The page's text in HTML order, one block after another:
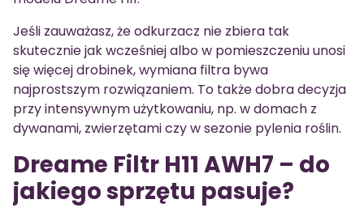
Jeśli zauważasz, że odkurzacz nie zbiera tak
skutecznie jak wcześniej albo w pomieszczeniu unosi
się więcej drobinek, wymiana filtra bywa
najprostszym rozwiązaniem. To także dobra decyzja
przy intensywnym użytkowaniu, np. w domach z
dywanami, zwierzętami czy w sezonie pylenia roślin.
Dreame Filtr H11 AWH7 – do
jakiego sprzętu pasuje?